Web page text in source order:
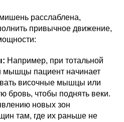
расслаблена,
привычное движение,
Например, при тотальной
мышцы пациент начинает
височные мышцы или
бровь, чтобы поднять веки.
новых зон
там, где их раньше не